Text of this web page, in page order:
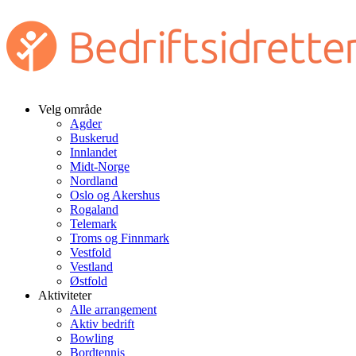
Velg område
Agder
Buskerud
Innlandet
Midt-Norge
Nordland
Oslo og Akershus
Rogaland
Telemark
Troms og Finnmark
Vestfold
Vestland
Østfold
Aktiviteter
Alle arrangement
Aktiv bedrift
Bowling
Bordtennis